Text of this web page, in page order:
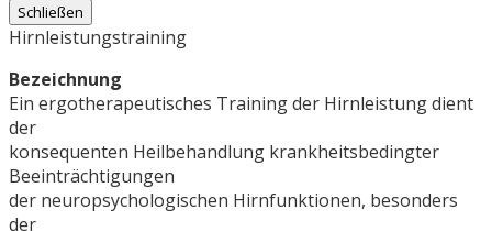
Schließen
Hirnleistungstraining
Bezeichnung
Ein ergotherapeutisches Training der Hirnleistung dient
der
konsequenten Heilbehandlung krankheitsbedingter
Beeinträchtigungen
der neuropsychologischen Hirnfunktionen, besonders
der